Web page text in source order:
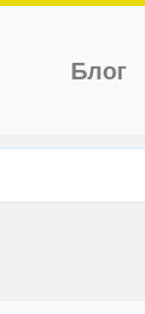
Блог